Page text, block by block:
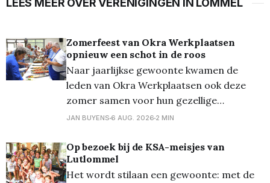
LEES MEER OVER VERENIGINGEN IN LOMMEL
Zomerfeest van Okra Werkplaatsen
opnieuw een schot in de roos
Naar jaarlijkse gewoonte kwamen de
leden van Okra Werkplaatsen ook deze
zomer samen voor hun gezellige
zomerfeest. De belangstelling was
tekenden present voor een namiddag vol
ontmoeting, gezelligheid en lekker eten.
Dit jaar werd gekozen voor een andere
JAN BUYENS 6 AUG. 2026 2 MIN
Op bezoek bij de KSA-meisjes van
Lutlommel
Het wordt stilaan een gewoonte: met de